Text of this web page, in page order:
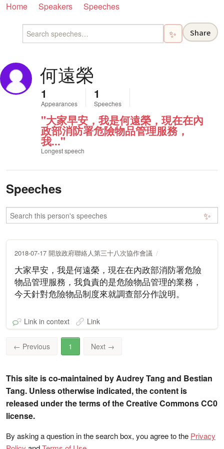
Home Speakers Speeches
✨ Share
何遠榮
1
Appearances
1
Speeches
"大家早安，我是何遠榮，現在在內
政部消防署危險物品管理服務，
我..."
Longest speech
Speeches
✨
2018-07-17 開放政府聯絡人第三十八次協作會議
大家早安，我是何遠榮，現在在內政部消防署危險
物品管理服務，我負責的是危險物品管理的業務，
今天針對危險物品制度來就調查部分作說明。
Link in context Link
← Previous 1 Next →
This site is co-maintained by Audrey Tang and Bestian
Tang. Unless otherwise indicated, the content is
released under the terms of the Creative Commons CC0
license.
By asking a question in the search box, you agree to the Privacy